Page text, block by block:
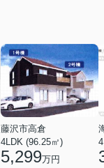
藤沢市高倉
4LDK (96.25㎡)
5,299万円